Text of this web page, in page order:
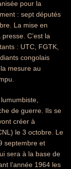
pour la
: sept députés
La mise en
C’est la
: UTC, FGTK,
congolais
mesure au
de guerre. Ils se
créer à
le 3 octobre. Le
septembre et
sera à la base de
l’année 1964 les